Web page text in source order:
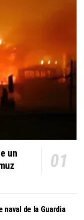
un
de la Guardia